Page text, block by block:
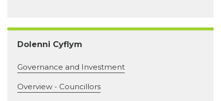
Dolenni Cyflym
Governance and Investment
Overview - Councillors